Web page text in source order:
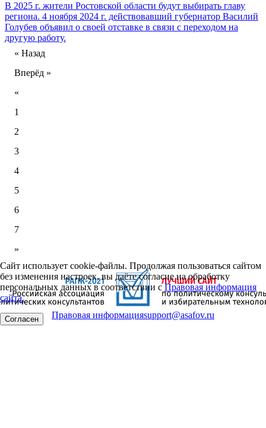
В 2025 г. жители Ростовской области будут выбирать главу
региона. 4 ноября 2024 г. действовавший губернатор Василий
Голубев объявил о своей отставке в связи с переходом на
другую работу.
« Назад
Вперёд »
«
1
2
3
4
5
6
7
»
Сайт использует cookie-файлы. Продолжая пользоваться сайтом
без изменения настроек, вы даёте согласие на обработку
персональных данных в соответствии сПравовая информация
сайта.
Согласен Правовая информацияsupport@asafov.ru